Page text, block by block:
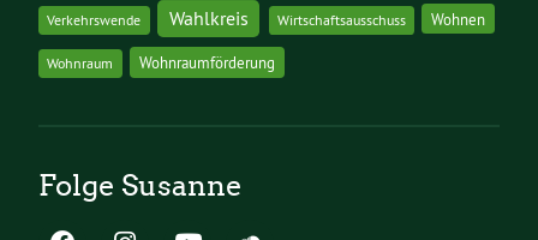
Verkehrswende Wahlkreis Wirtschaftsausschuss Wohnen
Wohnraum Wohnraumförderung
Folge Susanne